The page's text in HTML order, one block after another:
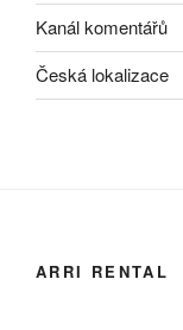
Kanál komentářů
Česká lokalizace
ARRI RENTAL